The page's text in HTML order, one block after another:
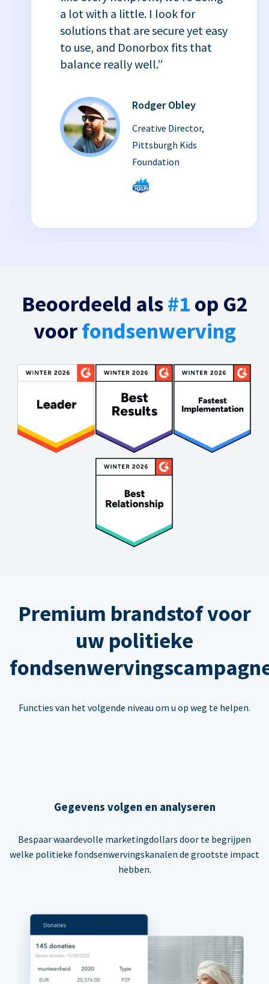
a lot with a little. I look for
solutions that are secure yet easy
to use, and Donorbox fits that
balance really well.”
Rodger Obley
Creative Director,
Pittsburgh Kids
Foundation
Beoordeeld als#1 op G2
voorfondsenwerving
Premium brandstof voor
uw politieke
Functies van het volgende niveau om u op weg te helpen.
Gegevens volgen en analyseren
Bespaar waardevolle marketingdollars door te begrijpen
welke politieke fondsenwervingskanalen de grootste impact
hebben.